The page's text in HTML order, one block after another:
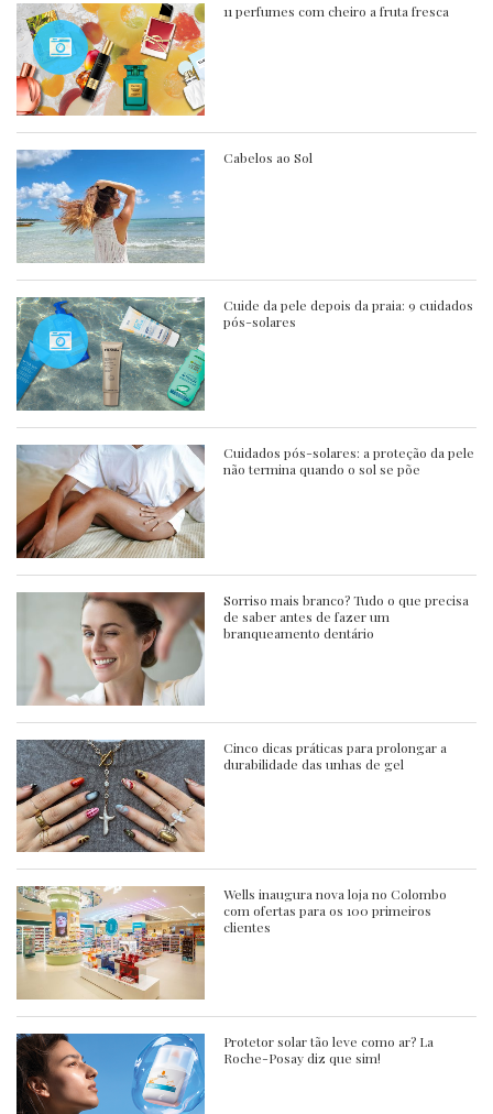
11 perfumes com cheiro a fruta fresca
Cabelos ao Sol
Cuide da pele depois da praia: 9 cuidados
pós-solares
Cuidados pós-solares: a proteção da pele
não termina quando o sol se põe
Sorriso mais branco? Tudo o que precisa
de saber antes de fazer um
branqueamento dentário
Cinco dicas práticas para prolongar a
durabilidade das unhas de gel
Wells inaugura nova loja no Colombo
com ofertas para os 100 primeiros
clientes
Protetor solar tão leve como ar? La
Roche-Posay diz que sim!